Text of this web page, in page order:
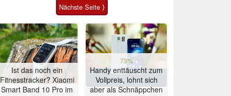
Nächste Seite ⟩
Ist das noch ein
Fitnesstracker? Xiaomi
Smart Band 10 Pro im
73%
Handy enttäuscht zum
Vollpreis, lohnt sich
aber als Schnäppchen